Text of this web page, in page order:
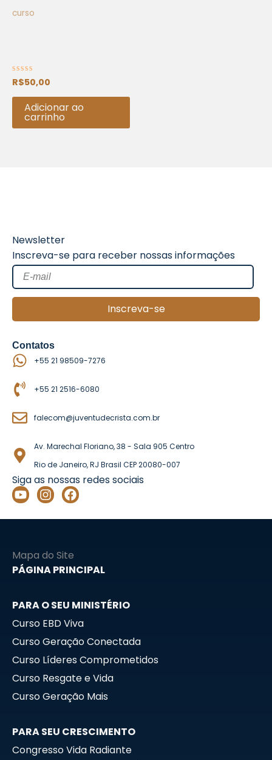
curso
Avaliação
0
de
R$50,00
Adicionar ao
carrinho
Newsletter
Inscreva-se para receber nossas informações
Inscreva-se
Contatos
+55 21 98509-7276
+55 21 2516-6080
falecom@juventudecrista.com.br
Av. Marechal Floriano, 38 - Sala 905 Centro
Rio de Janeiro, RJ Brasil CEP 20080-007
Y
o
u
b
e
I
n
s
g
r
a
F
a
c
o
o
k
Siga as nossas redes sociais
Mapa do Site
PÁGINA PRINCIPAL
PARA O SEU MINISTÉRIO
Curso EBD Viva
Curso Geração Conectada
Curso Líderes Comprometidos
Curso Resgate e Vida
Curso Geração Mais
PARA SEU CRESCIMENTO
Congresso Vida Radiante